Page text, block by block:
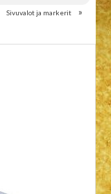
Sivuvalot ja markerit »